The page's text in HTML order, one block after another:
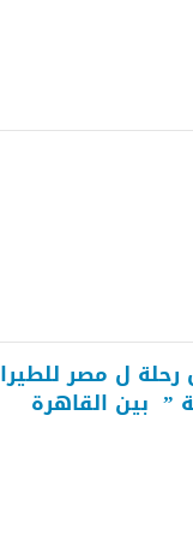
مصر للطيران